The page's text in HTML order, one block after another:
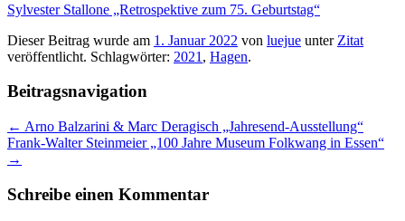
Sylvester Stallone „Retrospektive zum 75. Geburtstag“
Dieser Beitrag wurde am 1. Januar 2022 von luejue unter Zitat
veröffentlicht. Schlagwörter: 2021 , Hagen.
Beitragsnavigation
← Arno Balzarini & Marc Deragisch „Jahresend-Ausstellung“
Frank-Walter Steinmeier „100 Jahre Museum Folkwang in Essen“
→
Schreibe einen Kommentar